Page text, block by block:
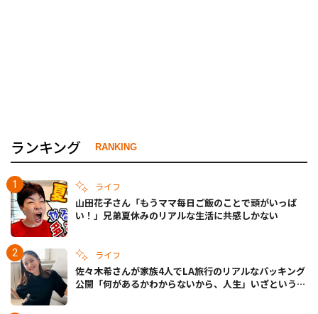
ランキング RANKING
ライフ
山田花子さん「もうママ毎日ご飯のことで頭がいっぱ
い！」兄弟夏休みのリアルな生活に共感しかない
ライフ
佐々木希さんが家族4人でLA旅行のリアルなパッキング
公開「何があるかわからないから、人生」いざというと